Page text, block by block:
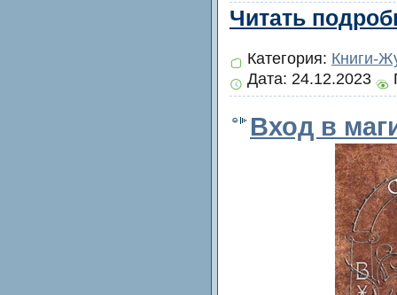
Читать
Категория: Книги-
Дата: 24.12.2023
Вход в